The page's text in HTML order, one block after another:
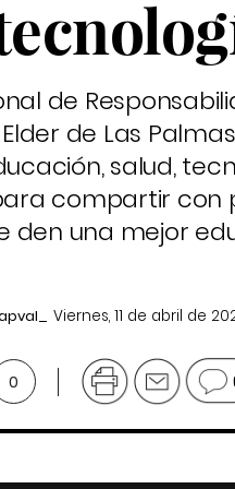
de
de Las
salud,
compartir con
una mejor
Viernes, 11 de abril de
0